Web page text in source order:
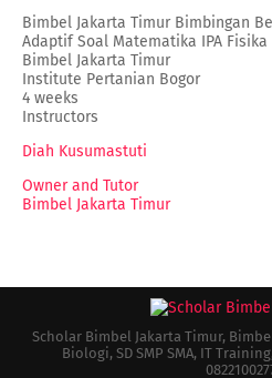
Bimbel Jakarta Timur Bimbingan
Adaptif Soal Matematika IPA Fisika
Bimbel Jakarta Timur
Institute Pertanian Bogor
4 weeks
Instructors
Diah Kusumastuti
Owner and Tutor
Bimbel Jakarta Timur
Scholar Bimbel Jakarta Timur,
Biologi, SD SMP SMA, IT